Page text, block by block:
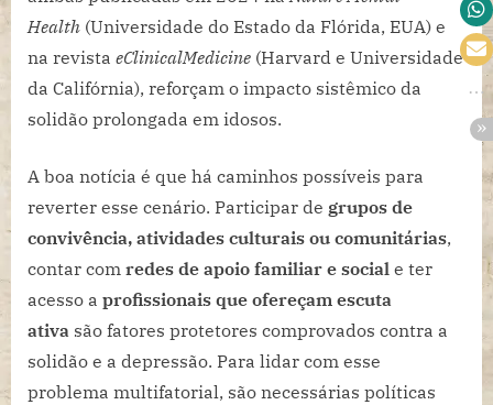
Health (Universidade do Estado da Flórida, EUA) e
na revista eClinicalMedicine (Harvard e Universidade
da Califórnia), reforçam o impacto sistêmico da
solidão prolongada em idosos.
A boa notícia é que há caminhos possíveis para
reverter esse cenário. Participar de grupos de
convivência, atividades culturais ou comunitárias,
contar com redes de apoio familiar e social e ter
acesso a profissionais que ofereçam escuta
ativa são fatores protetores comprovados contra a
solidão e a depressão. Para lidar com esse
problema multifatorial, são necessárias políticas